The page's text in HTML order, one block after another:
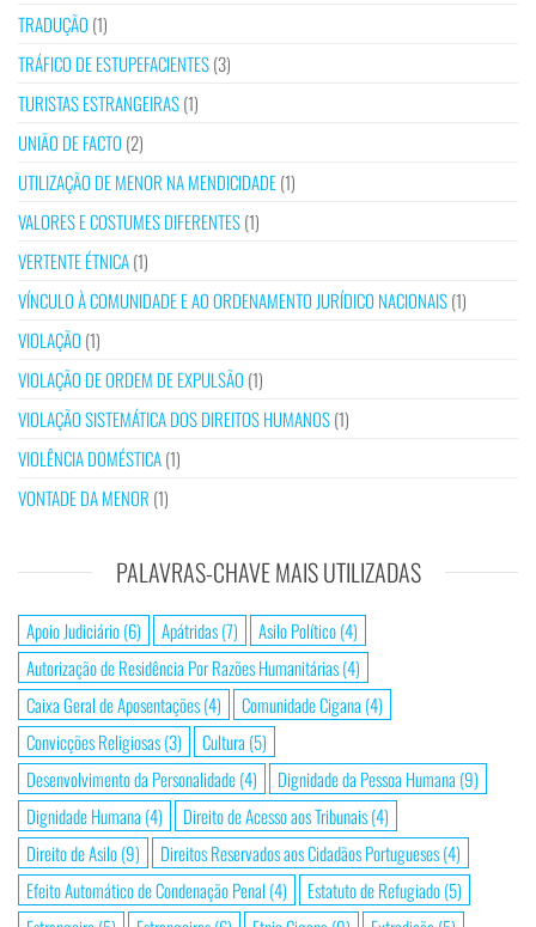
TRADUÇÃO (1)
TRÁFICO DE ESTUPEFACIENTES(3)
TURISTAS ESTRANGEIRAS(1)
UNIÃO DE FACTO (2)
UTILIZAÇÃO DE MENOR NA MENDICIDADE(1)
VALORES E COSTUMES DIFERENTES(1)
VERTENTE ÉTNICA(1)
VÍNCULO À COMUNIDADE E AO ORDENAMENTO JURÍDICO NACIONAIS(1)
VIOLAÇÃO (1)
VIOLAÇÃO DE ORDEM DE EXPULSÃO (1)
VIOLAÇÃO SISTEMÁTICA DOS DIREITOS HUMANOS(1)
VIOLÊNCIA DOMÉSTICA(1)
VONTADE DA MENOR (1)
PALAVRAS-CHAVE MAIS UTILIZADAS
Apoio Judiciário(6) Apátridas(7) Asilo Político(4)
Autorização de Residência Por Razões Humanitárias(4)
Caixa Geral de Aposentações(4) Comunidade Cigana (4)
Convicções Religiosas(3) Cultura (5)
Desenvolvimento da Personalidade(4) Dignidade da Pessoa Humana (9)
Dignidade Humana (4) Direito de Acesso aos Tribunais(4)
Direito de Asilo(9) Direitos Reservados aos Cidadãos Portugueses(4)
Efeito Automático de Condenação Penal (4) Estatuto de Refugiado(5)